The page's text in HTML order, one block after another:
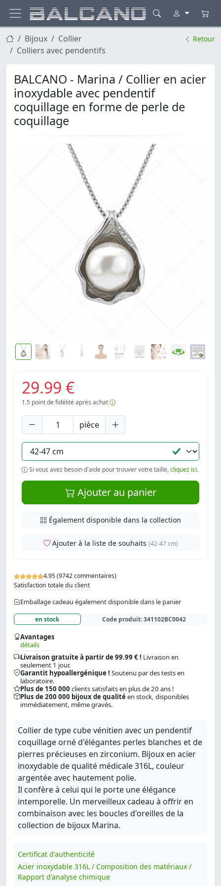
Bijoux
Collier
Colliers avec pendentifs
Retour
BALCANO - Marina / Collier en acier
inoxydable avec pendentif
coquillage en forme de perle de
coquillage
4.95 (9742 commentaires)
Satisfaction totale du client
Emballage cadeau également disponible dans le panier
en stock Code produit:341102BC0042
Avantages
détails
Livraison gratuite à partir de 99.99 € ! Livraison en
seulement 1 jour.
Garantit hypoallergénique ! Soutenu par des tests en
laboratoire.
Plus de 150 000 clients satisfaits en plus de 20 ans !
Plus de 200 000 bijoux de qualitéen stock, disponibles
immédiatement, même gravés.
29.99 €
1.5 point de fidélité après achat
pièce
Si vous avez besoin d'aide pour trouver votre taille,cliquez ici.
Ajouter au panier
Également disponible dans la collection
Ajouter à la liste de souhaits (42-47 cm)
Collier de type cube vénitien avec un pendentif
coquillage orné d'élégantes perles blanches et de
pierres précieuses en zirconium. Bijoux en acier
inoxydable de qualité médicale 316L, couleur
argentée avec hautement polie.
Il confère à celui qui le porte une élégance
intemporelle. Un merveilleux cadeau à offrir en
combinaison avec les boucles d'oreilles de la
collection de bijoux Marina.
Certificat d'authenticité
Acier inoxydable 316L / Composition des matériaux /
Rapport d'analyse chimique